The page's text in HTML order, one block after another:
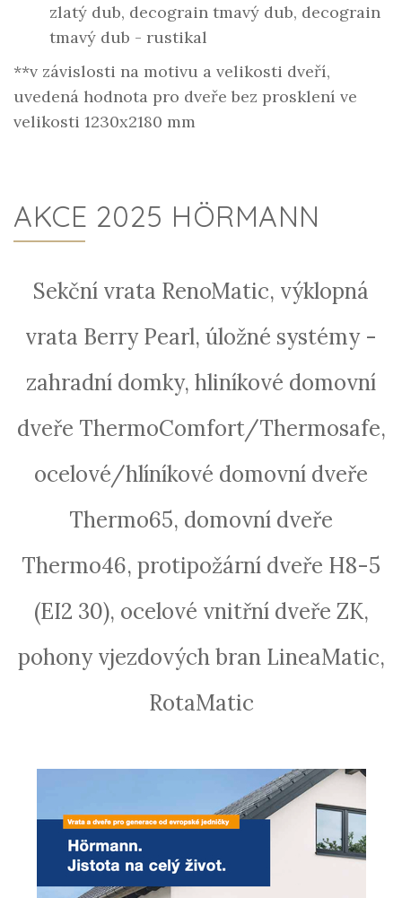
zlatý dub, decograin tmavý dub, decograin
tmavý dub - rustikal
**v závislosti na motivu a velikosti dveří,
uvedená hodnota pro dveře bez prosklení ve
velikosti 1230x2180 mm
AKCE 2025 HÖRMANN
Sekční vrata RenoMatic, výklopná
vrata Berry Pearl, úložné systémy -
zahradní domky, hliníkové domovní
dveře ThermoComfort/Thermosafe,
ocelové/hlíníkové domovní dveře
Thermo65, domovní dveře
Thermo46, protipožární dveře H8-5
(EI2 30), ocelové vnitřní dveře ZK,
pohony vjezdových bran LineaMatic,
RotaMatic